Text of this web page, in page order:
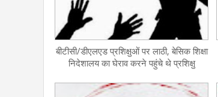
बीटीसी/डीएलएड प्रशिक्षुओं पर लाठी, बेसिक शिक्षा
निदेशालय का घेराव करने पहुंचे थे प्रशिक्षु